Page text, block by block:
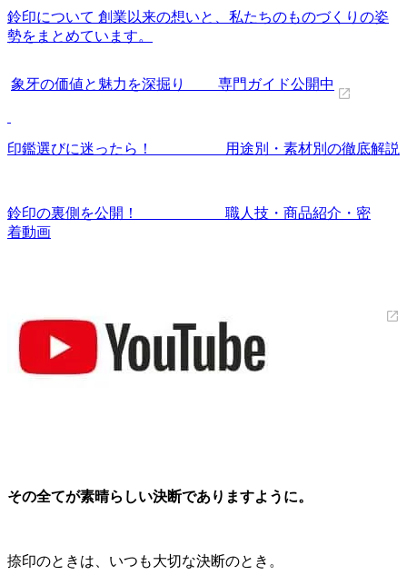
鈴印について 創業以来の想いと、私たちのものづくりの姿
勢をまとめています。
象牙の価値と魅力を深掘り 専門ガイド公開中
印鑑選びに迷ったら！ 用途別・素材別の徹底解説
鈴印の裏側を公開！ 職人技・商品紹介・密
着動画
その全てが素晴らしい決断でありますように。
捺印のときは、いつも大切な決断のとき。